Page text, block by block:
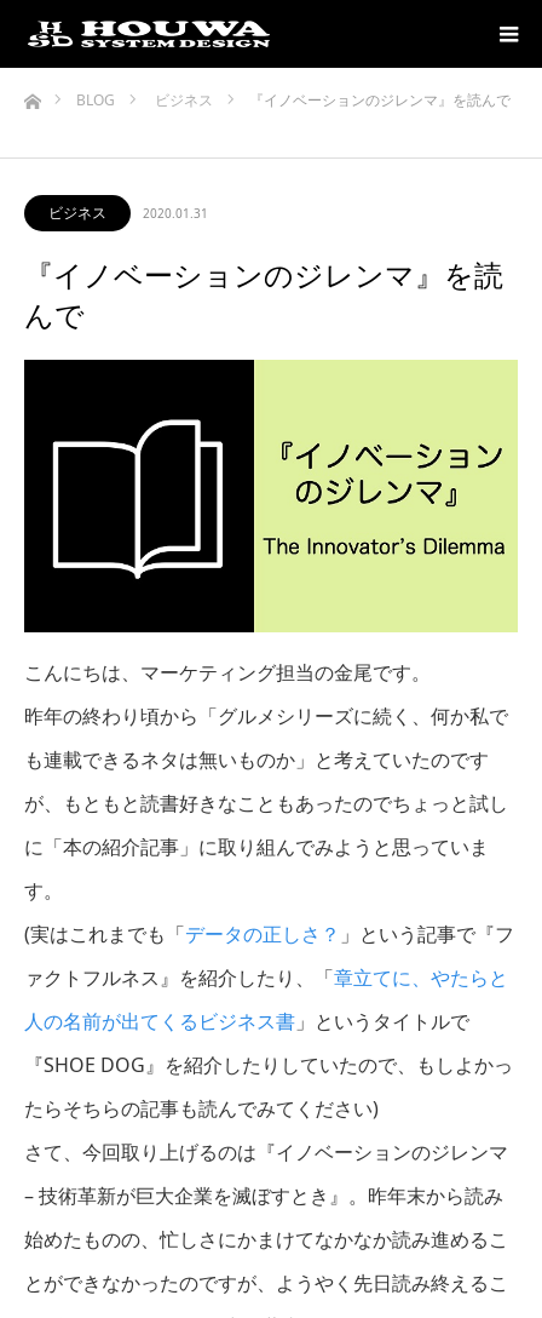
ホームBLOG ビジネス 『イノベーションのジレンマ』を読んで
ビジネス 2020.01.31
『イノベーションのジレンマ』を読
んで
こんにちは、マーケティング担当の金尾です。
昨年の終わり頃から「グルメシリーズに続く、何か私で
も連載できるネタは無いものか」と考えていたのです
が、もともと読書好きなこともあったのでちょっと試し
に「本の紹介記事」に取り組んでみようと思っていま
す。
(実はこれまでも「データの正しさ？ 」という記事で『フ
ァクトフルネス』を紹介したり、「章立てに、やたらと
人の名前が出てくるビジネス書 」というタイトルで
『SHOE DOG』を紹介したりしていたので、もしよかっ
たらそちらの記事も読んでみてください)
さて、今回取り上げるのは『イノベーションのジレンマ
– 技術革新が巨大企業を滅ぼすとき』。昨年末から読み
始めたものの、忙しさにかまけてなかなか読み進めるこ
とができなかったのですが、ようやく先日読み終えるこ